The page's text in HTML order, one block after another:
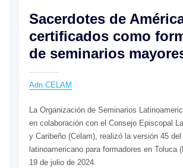
Sacerdotes de
certificados como
de seminarios
Adn CELAM
La Organización de Seminarios
en colaboración con el Consejo Episcopal
y Caribeño (Celam), realizó la versión 45 del
latinoamericano para formadores en Toluca
19 de julio de 2024.